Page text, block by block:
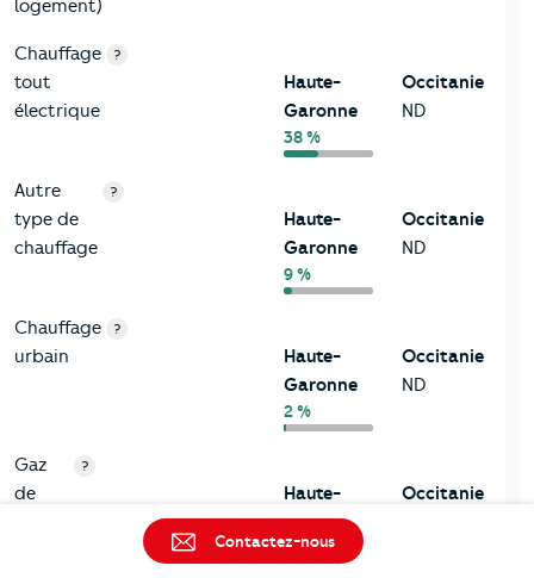
logement)
Chauffage
tout
électrique
?
Haute-
Garonne
38 %
Occitanie
ND
Autre
type de
chauffage
?
Haute-
Garonne
9 %
Occitanie
ND
Chauffage
urbain
?
Haute-
Garonne
2 %
Occitanie
ND
Gaz
de
?
Haute-
Garonne
40 %
Occitanie
Contactez-nous